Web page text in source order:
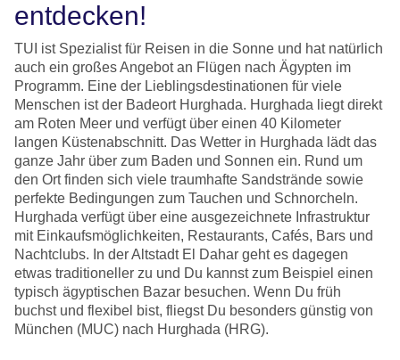
entdecken!
TUI ist Spezialist für Reisen in die Sonne und hat natürlich
auch ein großes Angebot an Flügen nach Ägypten im
Programm. Eine der Lieblingsdestinationen für viele
Menschen ist der Badeort Hurghada. Hurghada liegt direkt
am Roten Meer und verfügt über einen 40 Kilometer
langen Küstenabschnitt. Das Wetter in Hurghada lädt das
ganze Jahr über zum Baden und Sonnen ein. Rund um
den Ort finden sich viele traumhafte Sandstrände sowie
perfekte Bedingungen zum Tauchen und Schnorcheln.
Hurghada verfügt über eine ausgezeichnete Infrastruktur
mit Einkaufsmöglichkeiten, Restaurants, Cafés, Bars und
Nachtclubs. In der Altstadt El Dahar geht es dagegen
etwas traditioneller zu und Du kannst zum Beispiel einen
typisch ägyptischen Bazar besuchen. Wenn Du früh
buchst und flexibel bist, fliegst Du besonders günstig von
München (MUC) nach Hurghada (HRG).